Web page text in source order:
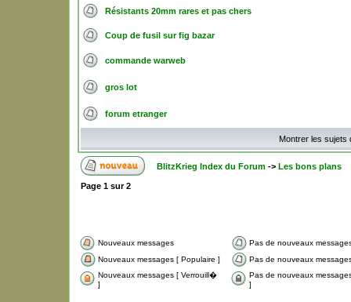
Résistants 20mm rares et pas chers
Coup de fusil sur fig bazar
commande warweb
gros lot
forum etranger
Montrer les sujets
BlitzKrieg Index du Forum -> Les bons plans
Page 1 sur2
Nouveaux messages
Pas de nouveaux
Nouveaux messages [ Populaire ]
Pas de nouveaux
Nouveaux messages [ Verrouill�
]
Pas de nouveaux
]